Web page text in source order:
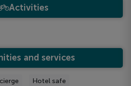
Activities
and services
Hotel safe